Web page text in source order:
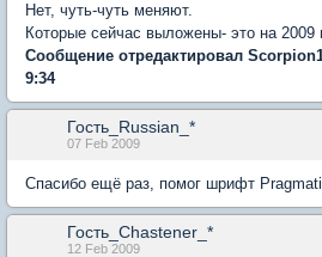
Нет, чуть-чуть меняют.
Которые сейчас выложены- это на 2009
Сообщение отредактировал
9:34
Гость_Russian_*
07 Feb 2009
Спасибо ещё раз, помог шрифт
Гость_Chastener_*
12 Feb 2009